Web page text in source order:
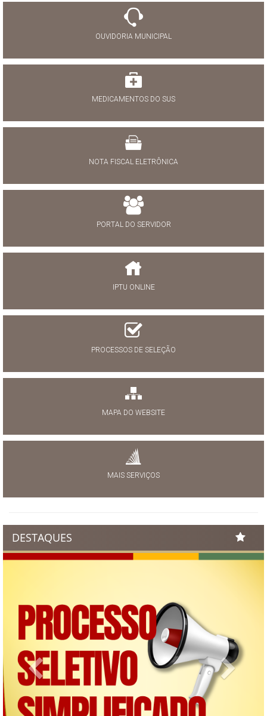
OUVIDORIA MUNICIPAL
MEDICAMENTOS DO SUS
NOTA FISCAL ELETRÔNICA
PORTAL DO SERVIDOR
IPTU ONLINE
PROCESSOS DE SELEÇÃO
MAPA DO WEBSITE
MAIS SERVIÇOS
DESTAQUES
Previous Next